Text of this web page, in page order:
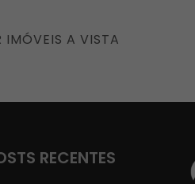
A VISTA
RECENTES